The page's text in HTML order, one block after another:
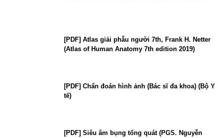
[PDF] Atlas giải phẫu người 7th, Frank H. Netter
(Atlas of Human Anatomy 7th edition 2019)
[PDF] Chẩn đoán hình ảnh (Bác sĩ đa khoa) (Bộ Y
tế)
[PDF] Siêu âm bụng tổng quát (PGS. Nguyễn